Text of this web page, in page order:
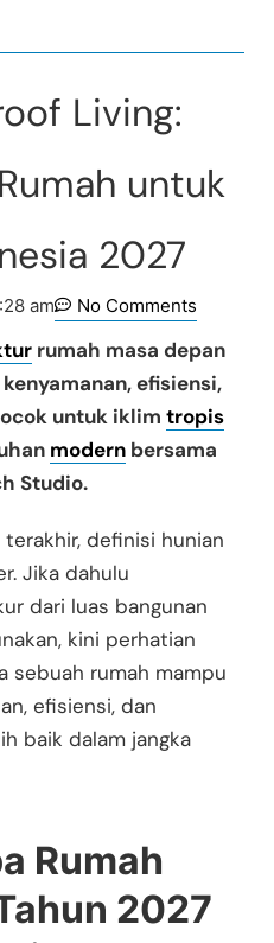
Living:
untuk
2027
am No Comments
rumah masa depan
efisiensi,
untuk iklim tropis
modern bersama
Studio.
definisi hunian
Jika dahulu
dari luas bangunan
kini perhatian
sebuah rumah mampu
efisiensi, dan
baik dalam jangka
Rumah
2027